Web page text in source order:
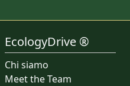
EcologyDrive ®
Chi siamo
Meet the Team